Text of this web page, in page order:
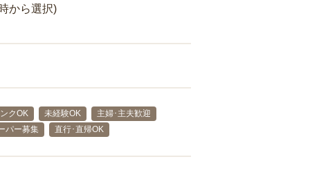
から選択)
クOK 未経験OK
主婦･主夫歓迎
パー募集 直行･直帰OK